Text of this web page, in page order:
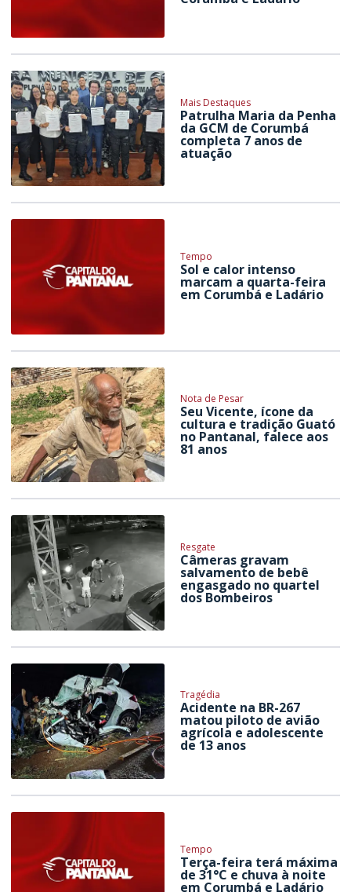
Mais Destaques
Patrulha Maria da Penha
da GCM de Corumbá
completa 7 anos de
atuação
Tempo
Sol e calor intenso
marcam a quarta-feira
em Corumbá e Ladário
Nota de Pesar
Seu Vicente, ícone da
cultura e tradição Guató
no Pantanal, falece aos
81 anos
Resgate
Câmeras gravam
salvamento de bebê
engasgado no quartel
dos Bombeiros
Tragédia
Acidente na BR-267
matou piloto de avião
agrícola e adolescente
de 13 anos
Tempo
Terça-feira terá máxima
de 31°C e chuva à noite
em Corumbá e Ladário